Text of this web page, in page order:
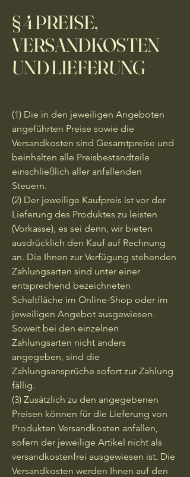
§ 4 PREISE,
VERSANDKOSTEN
UND LIEFERUNG
(1) Die in den jeweiligen Angeboten
angeführten Preise sowie die
Versandkosten sind Gesamtpreise und
beinhalten alle Preisbestandteile
einschließlich aller anfallenden
Steuern.
(2) Der jeweilige Kaufpreis ist vor der
Lieferung des Produktes zu leisten
(Vorkasse), es sei denn, wir bieten
ausdrücklich den Kauf auf Rechnung
an. Die Ihnen zur Verfügung stehenden
Zahlungsarten sind unter einer
entsprechend bezeichneten
Schaltfläche im Online-Shop oder im
jeweiligen Angebot ausgewiesen.
Soweit bei den einzelnen
Zahlungsarten nicht anders
angegeben, sind die
Zahlungsansprüche sofort zur Zahlung
fällig.
(3) Zusätzlich zu den angegebenen
Preisen können für die Lieferung von
Produkten Versandkosten anfallen,
sofern der jeweilige Artikel nicht als
versandkostenfrei ausgewiesen ist. Die
Versandkosten werden Ihnen auf den